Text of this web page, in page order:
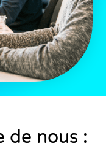
de nous :